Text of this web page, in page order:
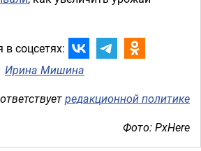
в соцсетях:
Ирина Мишина
редакционной политике
Фото: PxHere